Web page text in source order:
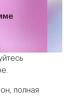
полная